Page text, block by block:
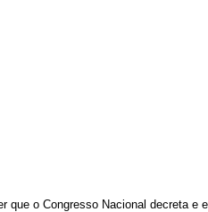
que o Congresso Nacional decreta e